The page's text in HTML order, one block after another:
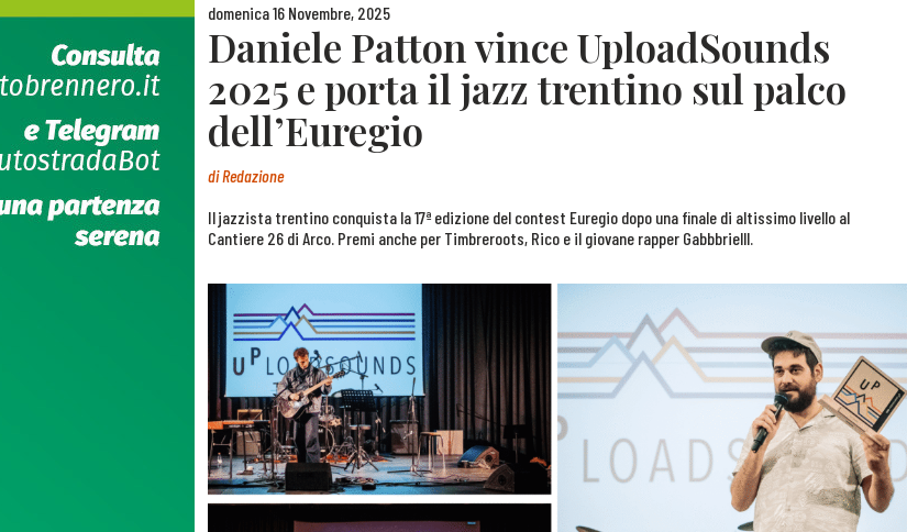
domenica 16 Novembre, 2025
Daniele Patton vince UploadSounds
2025 e porta il jazz trentino sul palco
dell’Euregio
diRedazione
Il jazzista trentino conquista la 17ª edizione del contest Euregio dopo una finale di altissimo livello al
Cantiere 26 di Arco. Premi anche per Timbreroots, Rico e il giovane rapper Gabbbrielll.